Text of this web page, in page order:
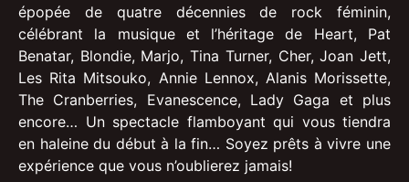
épopée de quatre décennies de rock féminin,
célébrant la musique et l’héritage de Heart, Pat
Benatar, Blondie, Marjo, Tina Turner, Cher, Joan Jett,
Les Rita Mitsouko, Annie Lennox, Alanis Morissette,
The Cranberries, Evanescence, Lady Gaga et plus
encore… Un spectacle flamboyant qui vous tiendra
en haleine du début à la fin… Soyez prêts à vivre une
expérience que vous n’oublierez jamais!